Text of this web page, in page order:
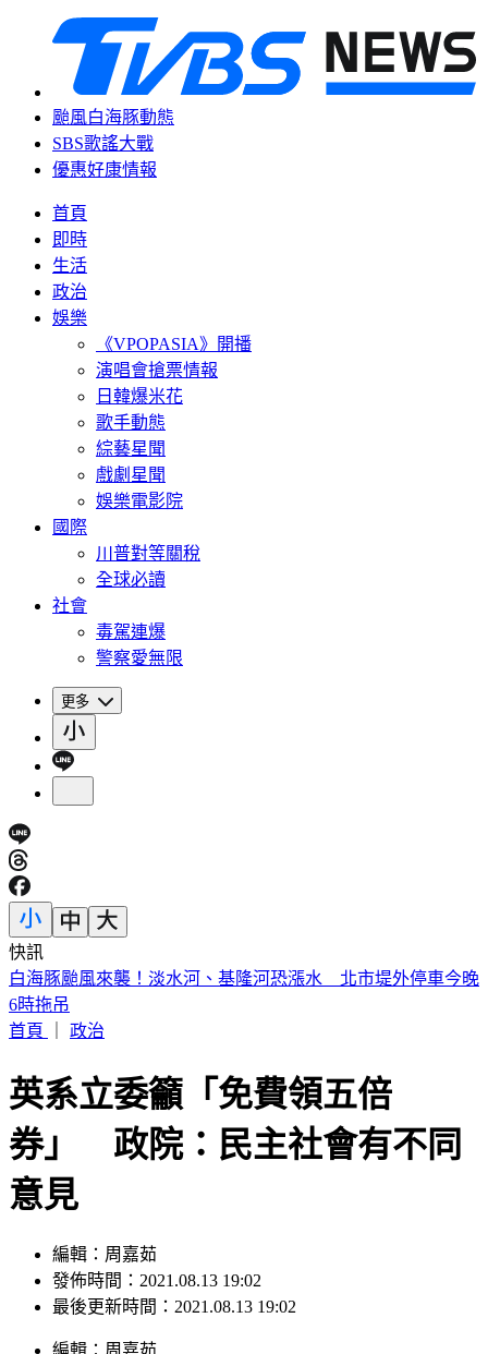
颱風白海豚動態
SBS歌謠大戰
優惠好康情報
首頁
即時
生活
政治
娛樂
《VPOPASIA》開播
演唱會搶票情報
日韓爆米花
歌手動態
綜藝星聞
戲劇星聞
娛樂電影院
國際
川普對等關稅
全球必讀
社會
毒駕連爆
警察愛無限
更多
快訊
淡水龍捲風狂掃「災情曝光」 民眾屋頂被吹翻
首頁｜
英系立委籲「免費領五倍
券」 政院：民主社會有不同
意見
發佈時間：2021.08.13 19:02
最後更新時間：2021.08.13 19:02